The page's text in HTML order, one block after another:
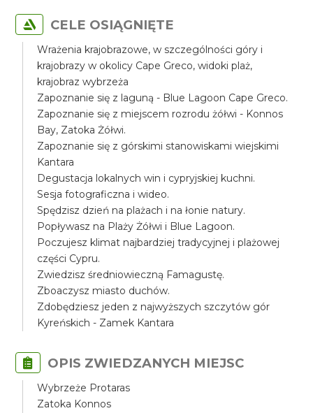
CELE OSIĄGNIĘTE
Wrażenia krajobrazowe, w szczególności góry i
krajobrazy w okolicy Cape Greco, widoki plaż,
krajobraz wybrzeża
Zapoznanie się z laguną - Blue Lagoon Cape Greco.
Zapoznanie się z miejscem rozrodu żółwi - Konnos
Bay, Zatoka Żółwi.
Zapoznanie się z górskimi stanowiskami wiejskimi
Kantara
Degustacja lokalnych win i cypryjskiej kuchni.
Sesja fotograficzna i wideo.
Spędzisz dzień na plażach i na łonie natury.
Popływasz na Plaży Żółwi i Blue Lagoon.
Poczujesz klimat najbardziej tradycyjnej i plażowej
części Cypru.
Zwiedzisz średniowieczną Famagustę.
Zboaczysz miasto duchów.
Zdobędziesz jeden z najwyższych szczytów gór
Kyreńskich - Zamek Kantara
OPIS ZWIEDZANYCH MIEJSC
Wybrzeże Protaras
Zatoka Konnos